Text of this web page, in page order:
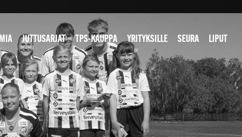
JUTTUSARJAT TPS-KAUPPA YRITYKSILLE SEURA LIPUT